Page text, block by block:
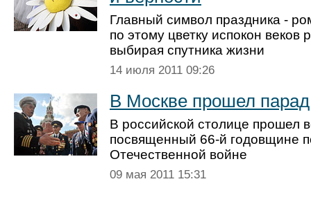
Главный символ праздника -
по этому цветку испокон веков
выбирая спутника жизни
14 июля 2011 09:26
В Москве прошел
В российской столице прошел
посвященный 66-й годовщине
Отечественной войне
09 мая 2011 15:31